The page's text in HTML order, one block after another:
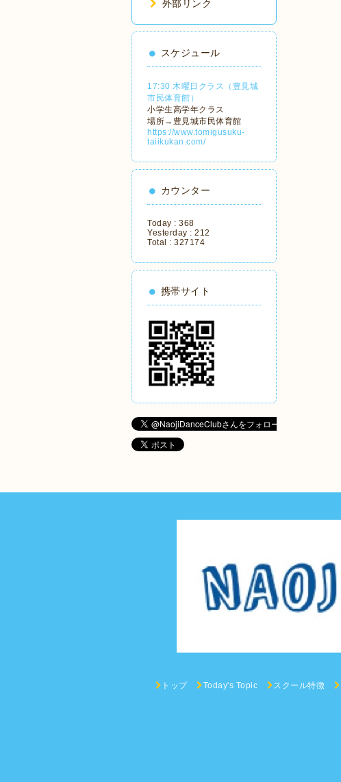
外部リンク
スケジュール
17:30 木曜日クラス（豊見城
市民体育館）
小学生高学年クラス
場所→豊見城市民体育館
https://www.tomigusuku-
taiikukan.com/
カウンター
Today : 368
Yesterday : 212
Total : 327174
携帯サイト
トップ Today's Topic スクール特徴